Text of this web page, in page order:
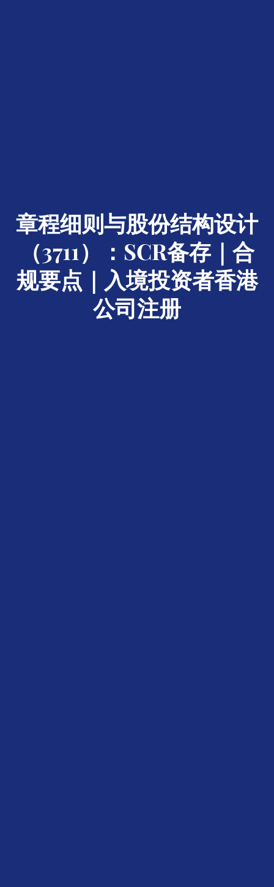
章程细则与股份结构设计
（3711）：SCR备存｜合
规要点｜入境投资者香港
公司注册